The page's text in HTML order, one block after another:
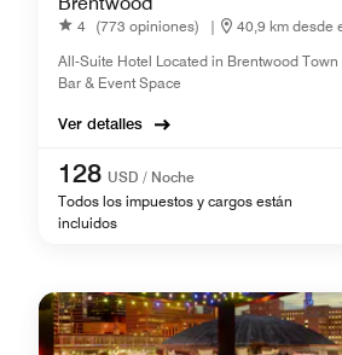
4 (773 opiniones) |
40,9 km desde
All-Suite Hotel Located in Brentwood
Bar & Event Space
Ver detalles
128 USD / Noche
Todos los impuestos y cargos están
incluidos